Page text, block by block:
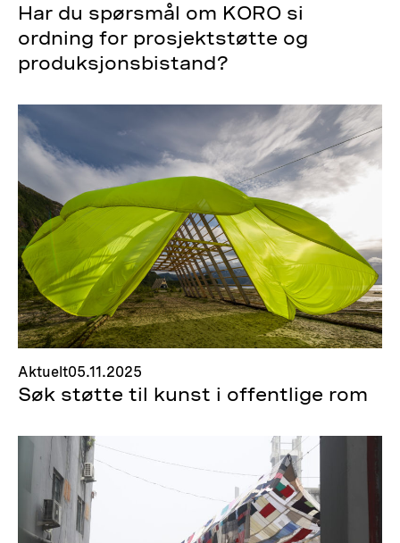
Har du spørsmål om KORO si
ordning for prosjektstøtte og
produksjonsbistand?
Aktuelt05.11.2025
Søk støtte til kunst i offentlige rom